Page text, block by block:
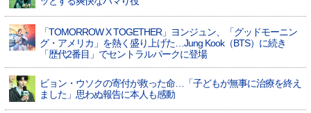
「TOMORROW X TOGETHER」ヨンジュン、「グッドモーニン
グ・アメリカ」を熱く盛り上げた…Jung Kook（BTS）に続き
「歴代2番目」でセントラルパークに登場
ビョン・ウソクの寄付が救った命…「子どもが無事に治療を終え
ました」思わぬ報告に本人も感動